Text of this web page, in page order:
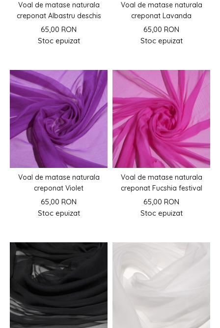
Voal de matase naturala
creponat Albastru deschis
65,00 RON
Stoc epuizat
Voal de matase naturala
creponat Lavanda
65,00 RON
Stoc epuizat
Voal de matase naturala
creponat Violet
65,00 RON
Stoc epuizat
Voal de matase naturala
creponat Fucshia festival
65,00 RON
Stoc epuizat